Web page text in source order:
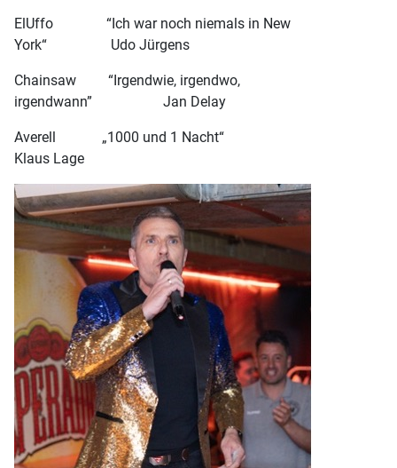
ElUffo “Ich war noch niemals in New
York“ Udo Jürgens
Chainsaw “Irgendwie, irgendwo,
irgendwann” Jan Delay
Averell „1000 und 1 Nacht“
Klaus Lage